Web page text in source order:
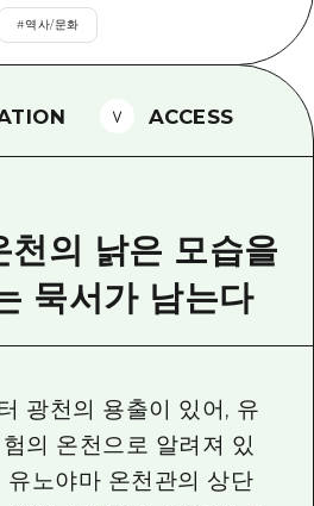
사 가이드
현내 매력을 동영상으로 소개!
발생했을 때의 교통 정보
내 책자
#역사/문화
ACCESS
천의 낡은 모습을
묵서가 남는다
광천의 용출이 있어, 유
의 온천으로 알려져 있
유노야마 온천관의 상단